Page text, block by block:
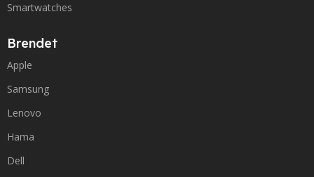
Smartwatches
Brendet
Apple
Samsung
Lenovo
Hama
Dell